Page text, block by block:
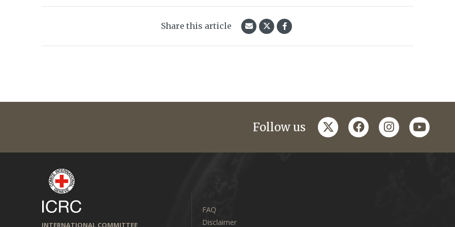
Share this article
Follow us twitterfacebookinstagram
INTERNATIONAL COMMITTEE
FAQ
Disclaimer